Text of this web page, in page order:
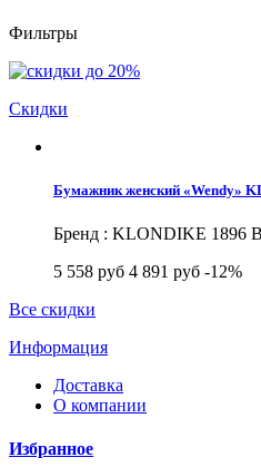
Фильтры
Скидки
Бумажник женский «Wendy»
Бренд : KLONDIKE 1896
5 558 руб 4 891 руб -12%
Все скидки
Информация
Доставка
О компании
Избранное